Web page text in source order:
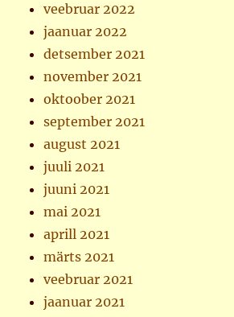
veebruar 2022
jaanuar 2022
detsember 2021
november 2021
oktoober 2021
september 2021
august 2021
juuli 2021
juuni 2021
mai 2021
aprill 2021
märts 2021
veebruar 2021
jaanuar 2021